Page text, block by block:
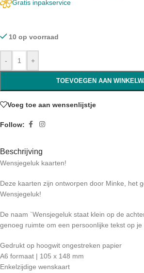
Gratis inpakservice
10 op voorraad
- +
TOEVOEGEN AAN
Voeg toe aan wensenlijstje
Follow:
Beschrijving
Wensjegeluk kaarten!
Deze kaarten zijn ontworpen door Minke, het
Wensjegeluk!
De naam `Wensjegeluk staat klein op de
genoeg ruimte om een persoonlijke tekst op
Gedrukt op hoogwit ongestreken papier
A6 formaat | 105 x 148 mm
Enkelzijdige wenskaart